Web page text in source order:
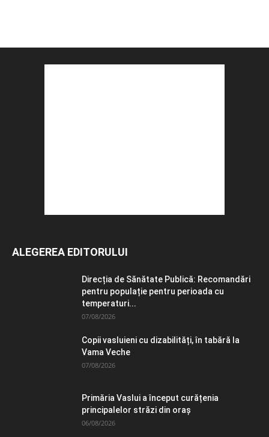
ALEGEREA EDITORULUI
Direcția de Sănătate Publică: Recomandări
pentru populație pentru perioada cu
temperaturi...
07/08/2026
Copii vasluieni cu dizabilități, în tabără la
Vama Veche
07/08/2026
Primăria Vaslui a început curățenia
principalelor străzi din oraș
06/08/2026